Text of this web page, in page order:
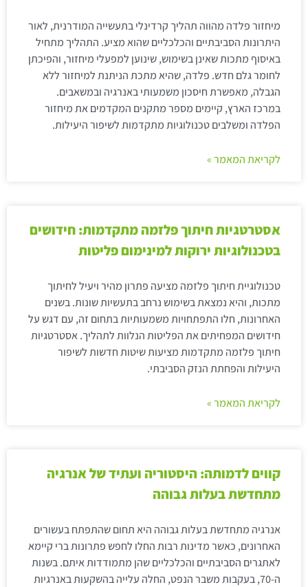
מיחזור פלדה מהווה תהליך קרדינלי בתעשייה המודרנית, לאור
היתרונות הסביבתיים והכלכליים שהוא מציע. התהליך מתחיל
באיסוף מתכות שאינן בשימוש, שינוען למפעלי מיחזור, והפיכתן
לחומר גלם חדש. פלדה, שהיא מתכת הניתנת למיחזור ללא
הגבלה, מאפשרת חיסכון משמעותי באנרגיה ובמשאבים.
במרכז הארץ, קיימים מספר מתקנים המקדמים את מיחזור
הפלדה ומשלבים טכנולוגיות מתקדמות לשיפור היעילות.
לקריאת המאמר »
אסטרטגיות חיתוך פלזמה מתקדמות: חידושים
בטכנולוגיות ירוקות למינימום פליטות
טכנולוגיית חיתוך פלזמה מציעה פתרון מהיר ויעיל לחיתוך
מתכות, והיא נמצאת בשימוש נרחב בתעשיות שונות. בשנים
האחרונות, חלו התפתחויות משמעותיות בתחום זה, עם דגש על
חידושים המפחיתים את הפליטות הנלוות לתהליך. אסטרטגיות
חיתוך פלזמה מתקדמות מציעות שיטות חדשות לשיפור
היעילות והפחתת הנזק הסביבתי.
לקריאת המאמר »
קווים לדמותה: היסטוריה ועתיד של אנרגיה
מתחדשת בעלות גבוהה
אנרגיה מתחדשת בעלות גבוהה היא תחום שהתפתח בעשורים
האחרונים, כאשר מדינות רבות החלו לחפש פתרונות ברי קיימא
לאתגרים הסביבתיים והכלכליים שהן מתמודדות איתם. בשנות
ה-70, בעקבות משבר הנפט, החלה עלייה בהשקעות באנרגיות